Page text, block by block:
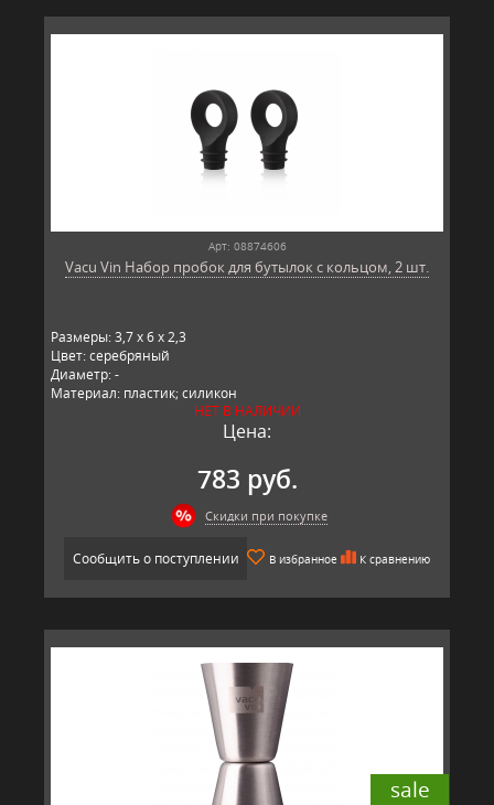
Арт: 08874606
Vacu Vin Набор пробок для бутылок с кольцом, 2 шт.
Размеры: 3,7 x 6 x 2,3
Цвет: серебряный
Диаметр: -
Материал: пластик; силикон
Производитель: Vacu Vin, Китай
НЕТ В НАЛИЧИИ
Цена:
783 руб.
Скидки при покупке
Сообщить о поступлении В избранное К сравнению
sale